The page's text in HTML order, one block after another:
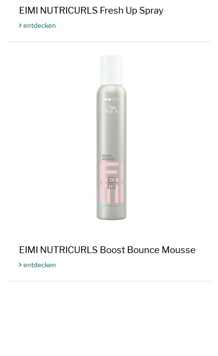
EIMI NUTRICURLS Fresh Up Spray
entdecken
EIMI NUTRICURLS Boost Bounce Mousse
entdecken